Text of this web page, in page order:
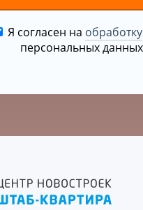
Я согласен на обработку
персональных данных